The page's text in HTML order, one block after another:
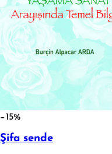
−15%
Şifa sende